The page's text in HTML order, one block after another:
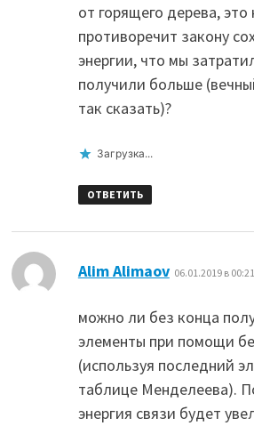
от горящего дерева, это
противоречит закону
энергии, что мы
получили больше
так сказать)?
Загрузка...
ОТВЕТИТЬ
Alim Alimaov: 06.01.2019 в 00:21
можно ли без конца
элементы при помощи
(используя последний
таблице Менделеева).
энергия связи будет